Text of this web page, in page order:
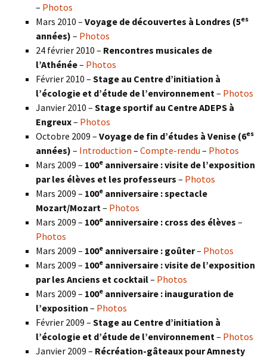
– Photos
Mars 2010 – Voyage de découvertes à Londres (5es
années) – Photos
24 février 2010 – Rencontres musicales de
l’Athénée– Photos
Février 2010 – Stage au Centre d’initiation à
l’écologie et d’étude de l’environnement – Photos
Janvier 2010 – Stage sportif au Centre ADEPS à
Engreux– Photos
Octobre 2009 – Voyage de fin d’études à Venise (6es
années) – Introduction – Compte-rendu – Photos
Mars 2009 – 100e anniversaire : visite de l’exposition
par les élèves et les professeurs – Photos
Mars 2009 – 100e anniversaire : spectacle
Mozart/Mozart – Photos
Mars 2009 – 100e anniversaire : cross des élèves –
Photos
Mars 2009 – 100e anniversaire : goûter– Photos
Mars 2009 – 100e anniversaire : visite de l’exposition
par les Anciens et cocktail– Photos
Mars 2009 – 100e anniversaire : inauguration de
l’exposition – Photos
Février 2009 – Stage au Centre d’initiation à
l’écologie et d’étude de l’environnement – Photos
Janvier 2009 – Récréation-gâteaux pour Amnesty